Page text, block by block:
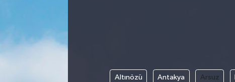
Altınözü Antakya Arsuz